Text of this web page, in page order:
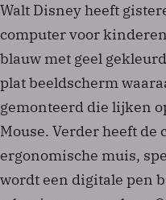
Walt Disney heeft
computer voor
blauw met geel
plat beeldscherm
gemonteerd die lijken
Mouse. Verder heeft
ergonomische muis,
wordt een digitale pen